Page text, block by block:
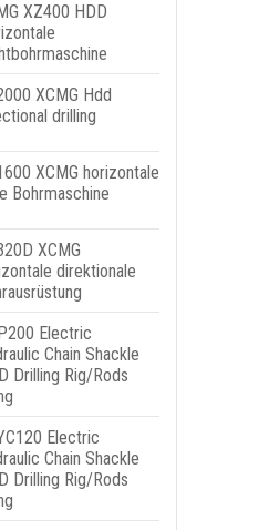
XZ400 HDD
XCMG Hdd
drilling
XCMG horizontale
Bohrmaschine
XCMG
direktionale
Electric
Chain Shackle
Drilling Rig/Rods
Electric
Chain Shackle
Drilling Rig/Rods